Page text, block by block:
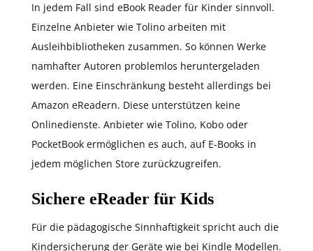
In jedem Fall sind eBook Reader für Kinder sinnvoll.
Einzelne Anbieter wie Tolino arbeiten mit
Ausleihbibliotheken zusammen. So können Werke
namhafter Autoren problemlos heruntergeladen
werden. Eine Einschränkung besteht allerdings bei
Amazon eReadern. Diese unterstützen keine
Onlinedienste. Anbieter wie Tolino, Kobo oder
PocketBook ermöglichen es auch, auf E-Books in
jedem möglichen Store zurückzugreifen.
Sichere eReader für Kids
Für die pädagogische Sinnhaftigkeit spricht auch die
Kindersicherung der Geräte wie bei Kindle Modellen.